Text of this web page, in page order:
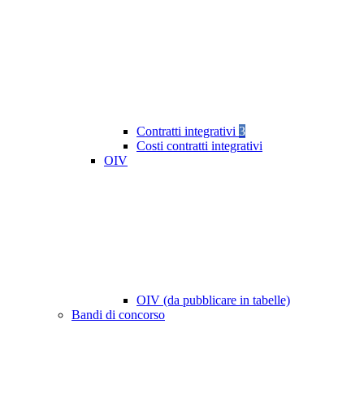
Contratti integrativi 3
Costi contratti integrativi
OIV
OIV (da pubblicare in tabelle)
Bandi di concorso